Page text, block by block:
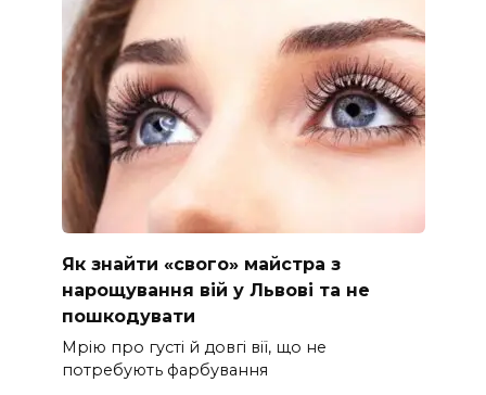
Як знайти «свого» майстра з
нарощування вій у Львові та не
пошкодувати
Мрію про густі й довгі вії, що не
потребують фарбування